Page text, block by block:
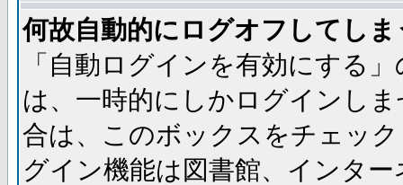
何故自動的にログオフしてし
「自動ログインを有効にする
は、一時的にしかログインし
合は、このボックスをチェッ
グイン機能は図書館、インタ